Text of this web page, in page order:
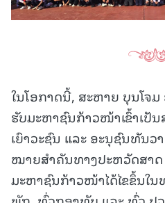
ໃນໂອກາດນີ້, ສະຫາຍ ບຸນໂຈ
ຮັບມະຫາຊົນກ້າວໜ້າເຂົ້າເປັ
ເຍົາວະຊົນ ແລະ ອະນຸຊົນທັນ
ໝາຍສໍາຄັນທາງປະຫວັດສາດ
ມະຫາຊົນກ້າວໜ້າໄດ້ໄຂຂຶ້ນໃ